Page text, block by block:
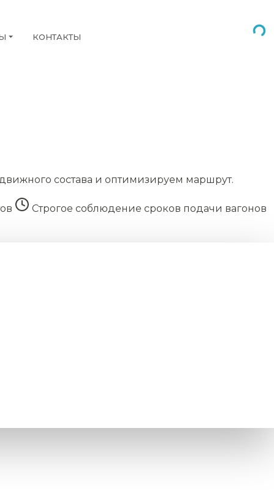
КОНТАКТЫ
состава и оптимизируем маршрут.
Строгое соблюдение сроков подачи вагонов